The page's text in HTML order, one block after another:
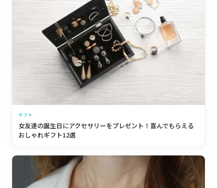
ギフト
女友達の誕生日にアクセサリーをプレゼント！喜んでもらえる
おしゃれギフト12選